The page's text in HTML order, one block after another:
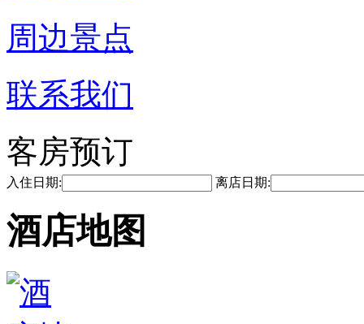
周边景点
联系我们
客房预订
入住日期: 离店日期:
酒店地图